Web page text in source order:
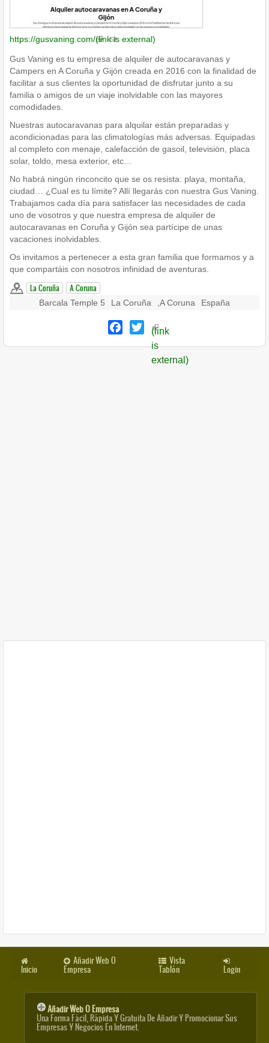
https://gusvaning.com/(link is external)
Gus Vaning es tu empresa de alquiler de autocaravanas y
Campers en A Coruña y Gijón creada en 2016 con la finalidad de
facilitar a sus clientes la oportunidad de disfrutar junto a su
familia o amigos de un viaje inolvidable con las mayores
comodidades.
Nuestras autocaravanas para alquilar están preparadas y
acondicionadas para las climatologías más adversas. Equipadas
al completo con menaje, calefacción de gasoil, televisión, placa
solar, toldo, mesa exterior, etc…
No habrá ningún rinconcito que se os resista: playa, montaña,
ciudad… ¿Cual es tu límite? Allí llegarás con nuestra Gus Vaning.
Trabajamos cada día para satisfacer las necesidades de cada
uno de vosotros y que nuestra empresa de alquiler de
autocaravanas en Coruña y Gijón sea partícipe de unas
vacaciones inolvidables.
Os invitamos a pertenecer a esta gran familia que formamos y a
que compartáis con nosotros infinidad de aventuras.
La Coruña A Coruna
Barcala Temple 5 La Coruña A Coruna España
Facebook
Twitter
(link
is
external)
Inicio
Añadir Web O
Empresa
Vista
Tablón Login
Añadir Web O Empresa
Una Forma Fácil, Rápida Y Gratuita De Añadir Y Promocionar Sus
Empresas Y Negocios En Internet.